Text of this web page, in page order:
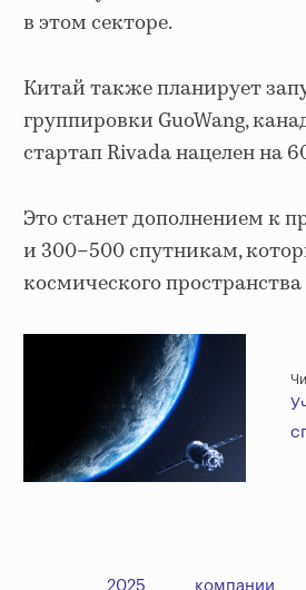
в этом секторе.
Китай также планирует
группировки GuoWang,
стартап Rivada нацелен на
Это станет дополнением к
и 300–500 спутникам,
космического
2025 компании